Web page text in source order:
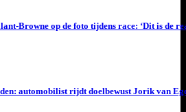
Browne op de foto tijdens race: ‘Dit is de
automobilist rijdt doelbewust Jorik van